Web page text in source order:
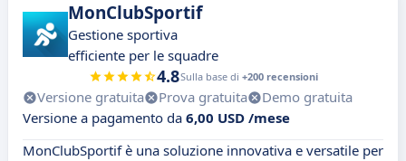
MonClubSportif
Gestione sportiva
efficiente per le squadre
4.8Sulla base di +200 recensioni
Versione gratuita Prova gratuita
Demo gratuita
Versione a pagamento da 6,00 USD /mese
MonClubSportif è una soluzione innovativa e versatile per